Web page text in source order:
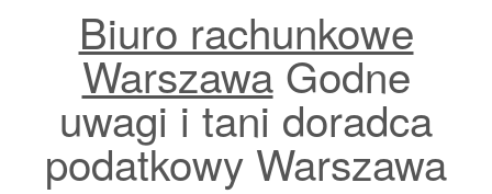
Biuro rachunkowe
WarszawaGodne
uwagi i tani doradca
podatkowy Warszawa